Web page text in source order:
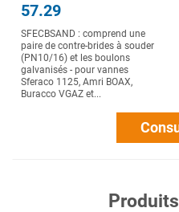
57.29
SFECBSAND : comprend une
paire de contre-brides à souder
(PN10/16) et les boulons
galvanisés - pour vannes
Sferaco 1125, Amri BOAX,
Buracco VGAZ et...